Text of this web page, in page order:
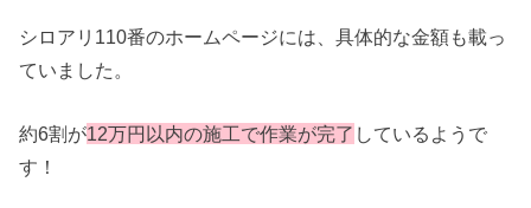
シロアリ110番のホームページには、具体的な金額も載っ
ていました。
約6割が12万円以内の施工で作業が完了 しているようで
す！